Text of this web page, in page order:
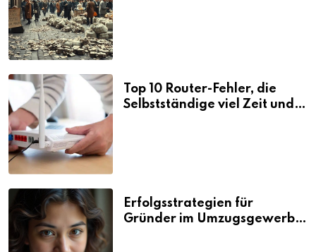
Top 10 Router-Fehler, die
Selbstständige viel Zeit und
Erfolgsstrategien für
Gründer im Umzugsgewerbe